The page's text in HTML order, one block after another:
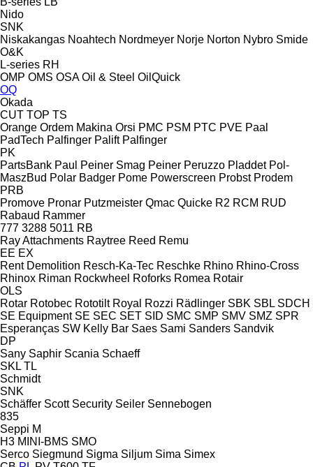
Nido
SNK
Niskakangas Noahtech Nordmeyer Norje Norton Nybro Smide
O&K
L-series RH
OMP OMS OSA Oil & Steel OilQuick
OQ
Okada
CUT TOP TS
Orange Ordem Makina Orsi PMC PSM PTC PVE Paal
PadTech Palfinger Palift Palfinger
PK
PartsBank Paul Peiner Smag Peiner Peruzzo Pladdet Pol-
MaszBud Polar Badger Pome Powerscreen Probst Prodem
PRB
Promove Pronar Putzmeister Qmac Quicke R2 RCM RUD
Rabaud Rammer
777 3288 5011 RB
Ray Attachments Raytree Reed Remu
EE EX
Rent Demolition Resch-Ka-Tec Reschke Rhino Rhino-Cross
Rhinox Riman Rockwheel Roforks Romea Rotair
OLS
Rotar Rotobec Rototilt Royal Rozzi Rädlinger SBK SBL SDCH
SE Equipment SE SEC SET SID SMC SMP SMV SMZ SPR
Esperanças SW Kelly Bar Saes Sami Sanders Sandvik
DP
Sany Saphir Scania Schaeff
SKL TL
Schmidt
SNK
Schäffer Scott Security Seiler Sennebogen
835
Seppi M
H3 MINI-BMS SMO
Serco Siegmund Sigma Siljum Sima Simex